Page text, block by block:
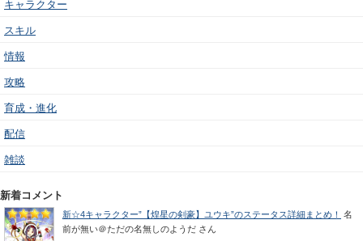
キャラクター
スキル
情報
攻略
育成・進化
配信
雑談
新着コメント
新☆4キャラクター”【煌星の剣豪】ユウキ”のステータス詳細まとめ！
名
前が無い＠ただの名無しのようだ さん